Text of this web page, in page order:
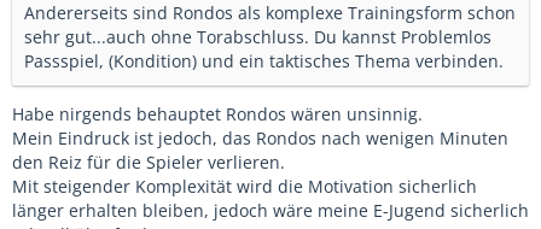
Andererseits sind Rondos als komplexe Trainingsform schon
sehr gut...auch ohne Torabschluss. Du kannst Problemlos
Passspiel, (Kondition) und ein taktisches Thema verbinden.
Habe nirgends behauptet Rondos wären unsinnig.
Mein Eindruck ist jedoch, das Rondos nach wenigen Minuten
den Reiz für die Spieler verlieren.
Mit steigender Komplexität wird die Motivation sicherlich
länger erhalten bleiben, jedoch wäre meine E-Jugend sicherlich